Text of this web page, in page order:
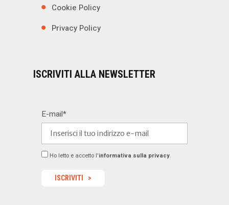
Cookie Policy
Privacy Policy
ISCRIVITI ALLA NEWSLETTER
E-mail*
Ho letto e accetto l'informativa sulla privacy.